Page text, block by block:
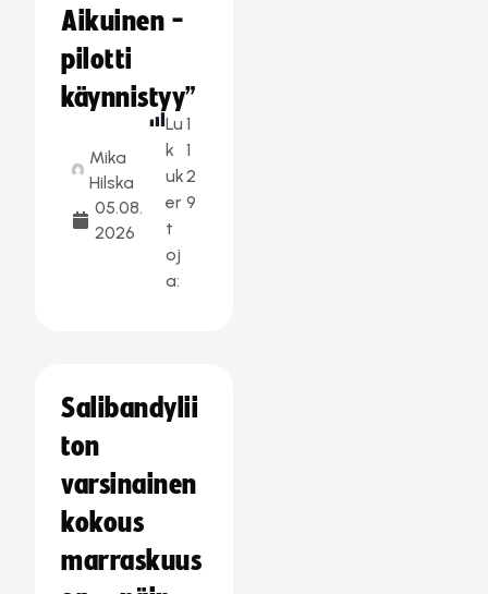
Aikuinen -
pilotti
käynnistyy”
Mika
Hilska
05.08.
2026
Lu
k
uk
er
t
oj
a:
1
1
2
9
Salibandylii
ton
varsinainen
kokous
marraskuus